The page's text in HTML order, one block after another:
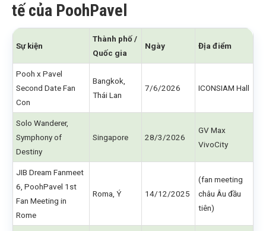
tế của PoohPavel
Sự kiện
Thành phố /
Quốc gia
Ngày Địa điểm
Pooh x Pavel
Second Date Fan
Con
Bangkok,
Thái Lan
7/6/2026 ICONSIAM Hall
Solo Wanderer,
Symphony of
Destiny
Singapore 28/3/2026
GV Max
VivoCity
JIB Dream Fanmeet
6, PoohPavel 1st
Fan Meeting in
Rome
Roma, Ý 14/12/2025
(fan meeting
châu Âu đầu
tiên)